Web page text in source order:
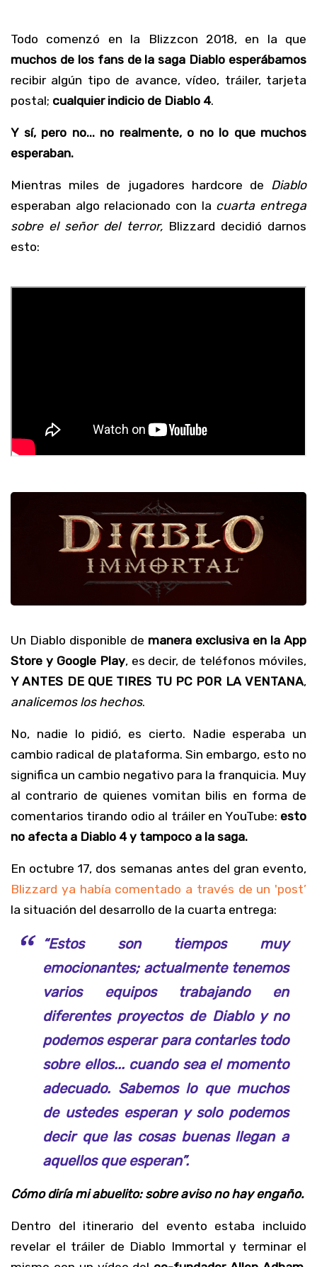
Todo comenzó en la Blizzcon 2018, en la que
muchos de los fans de la saga Diablo esperábamos
recibir algún tipo de avance, vídeo, tráiler, tarjeta
postal; cualquier indicio de Diablo 4.
Y sí, pero no... no realmente, o no lo que muchos
esperaban.
Mientras miles de jugadores hardcore de Diablo
esperaban algo relacionado con la cuarta entrega
sobre el señor del terror,Blizzard decidió darnos
esto:
Un Diablo disponible de manera exclusiva en la App
Store y Google Play, es decir, de teléfonos móviles,
Y ANTES DE QUE TIRES TU PC POR LA VENTANA,
analicemos los hechos.
No, nadie lo pidió, es cierto.
Nadie esperaba un
cambio radical de plataforma. Sin embargo, esto no
significa un cambio negativo para la franquicia. Muy
al contrario de quienes vomitan bilis en forma de
comentarios tirando odio al tráiler en YouTube: esto
no afecta a Diablo 4 y tampoco a la saga.
En octubre 17, dos semanas antes del gran evento,
Blizzard ya había comentado a través de un 'post’
la situación del desarrollo de la cuarta entrega:
“Estos son tiempos muy
emocionantes; actualmente tenemos
varios equipos trabajando en
diferentes proyectos de Diablo y no
podemos esperar para contarles todo
sobre ellos... cuando sea el momento
adecuado. Sabemos lo que muchos
de ustedes esperan y solo podemos
decir que las cosas buenas llegan a
aquellos que esperan”.
Cómo diría mi abuelito: sobre aviso no hay engaño.
Dentro del itinerario del evento estaba incluido
revelar el tráiler de Diablo Immortal y terminar el